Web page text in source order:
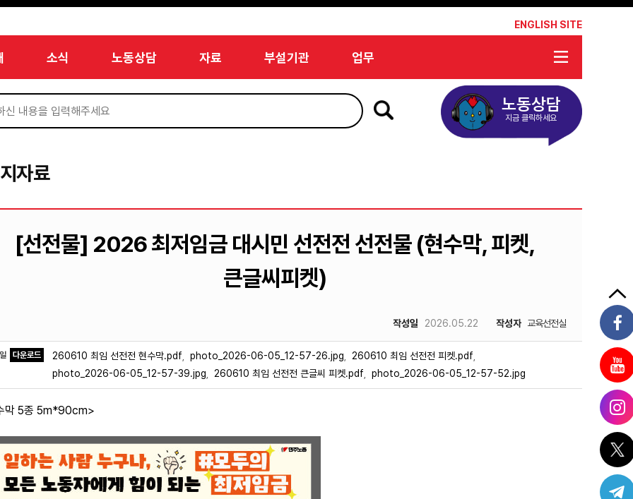
ENGLISH SITE
소식 노동상담 자료 부설기관 업무
노동상담
지금 클릭하세요
자료
[선전물] 2026 최저임금 대시민 선전전 선전물 (현수막, 피켓,
큰글씨피켓)
작성일 2026.05.22 작성자 교육선전실
다운로드 260610 최임 선전전 현수막.pdf photo_2026-06-05_12-57-26.jpg 260610 최임 선전전 피켓.pdf
photo_2026-06-05_12-57-39.jpg 260610 최임 선전전 큰글씨 피켓.pdf photo_2026-06-05_12-57-52.jpg
막 5종 5m*90cm>